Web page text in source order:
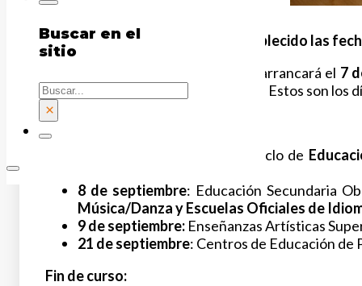
Buscar en el
sitio
Buscar
×
LaComunidad de Madrid ha establecido las
arrancará el 7
función de cada nivel de formación. Estos son los
Inicio de curso:
Segundo ciclo de
8 de septiembre: Educación Secundaria
Música/Danza y Escuelas Oficiales de
9 de septiembre: Enseñanzas Artísticas
21 de septiembre: Centros de Educación de
Fin de curso: